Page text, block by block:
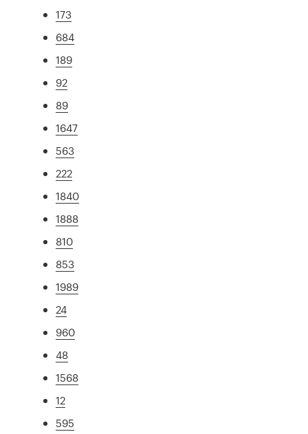
173
684
189
92
89
1647
563
222
1840
1888
810
853
1989
24
960
48
1568
12
595